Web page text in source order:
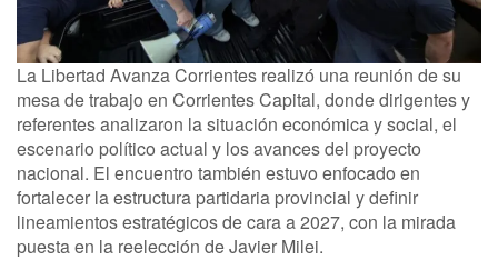
La Libertad Avanza Corrientes realizó una reunión de su
mesa de trabajo en Corrientes Capital, donde dirigentes y
referentes analizaron la situación económica y social, el
escenario político actual y los avances del proyecto
nacional. El encuentro también estuvo enfocado en
fortalecer la estructura partidaria provincial y definir
lineamientos estratégicos de cara a 2027, con la mirada
puesta en la reelección de Javier Milei.